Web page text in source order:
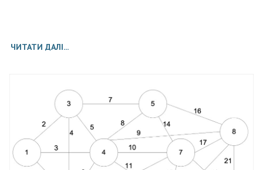
ЧИТАТИ ДАЛІ...